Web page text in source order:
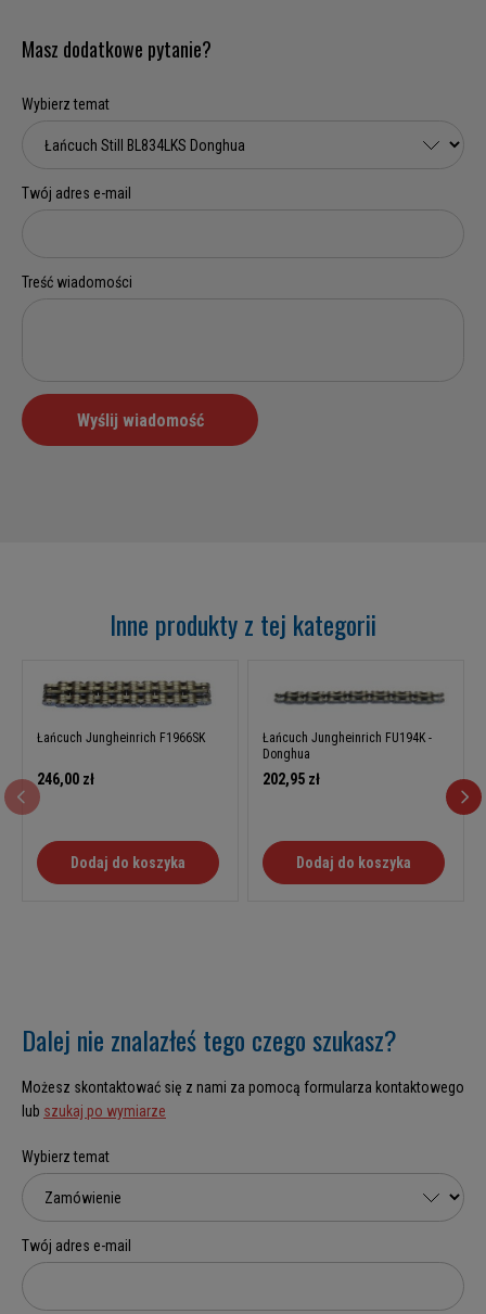
Masz dodatkowe pytanie?
Inne produkty z tej kategorii
Łańcuch Jungheinrich F1966SK
246,00 zł
Dodaj do koszyka
Łańcuch Jungheinrich FU194K -
Donghua
202,95 zł
Dodaj do koszyka
Dalej nie znalazłeś tego czego szukasz?
Możesz skontaktować się z nami za pomocą formularza kontaktowego
lub szukaj po wymiarze